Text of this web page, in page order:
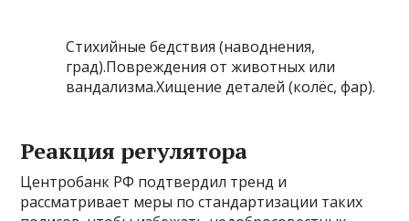
Стихийные бедствия (наводнения,
град).Повреждения от животных или
вандализма.Хищение деталей (колёс, фар).
Реакция регулятора
Центробанк РФ подтвердил тренд и
рассматривает меры по стандартизации таких